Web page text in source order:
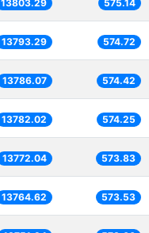
13803.29 575.14
13793.29 574.72
13786.07 574.42
13782.02 574.25
13772.04 573.83
13764.62 573.53